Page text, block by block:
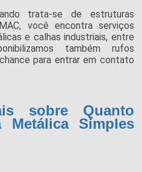
trata-se de estruturas
você encontra serviços
e calhas industriais, entre
também rufos
para entrar em contato
sobre Quanto
Metálica Simples